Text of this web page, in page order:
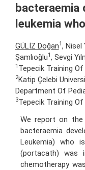
bacteraemia
leukemia
GÜLİZ Doğan1, Nisel
Şamlıoğlu1, Sevgi
1 Tepecik Training
2Katip Çelebi
Department Of
3Tepecik Training
We report on the
bacteraemia
Leukemia) who
(portacath) was
chemotherapy